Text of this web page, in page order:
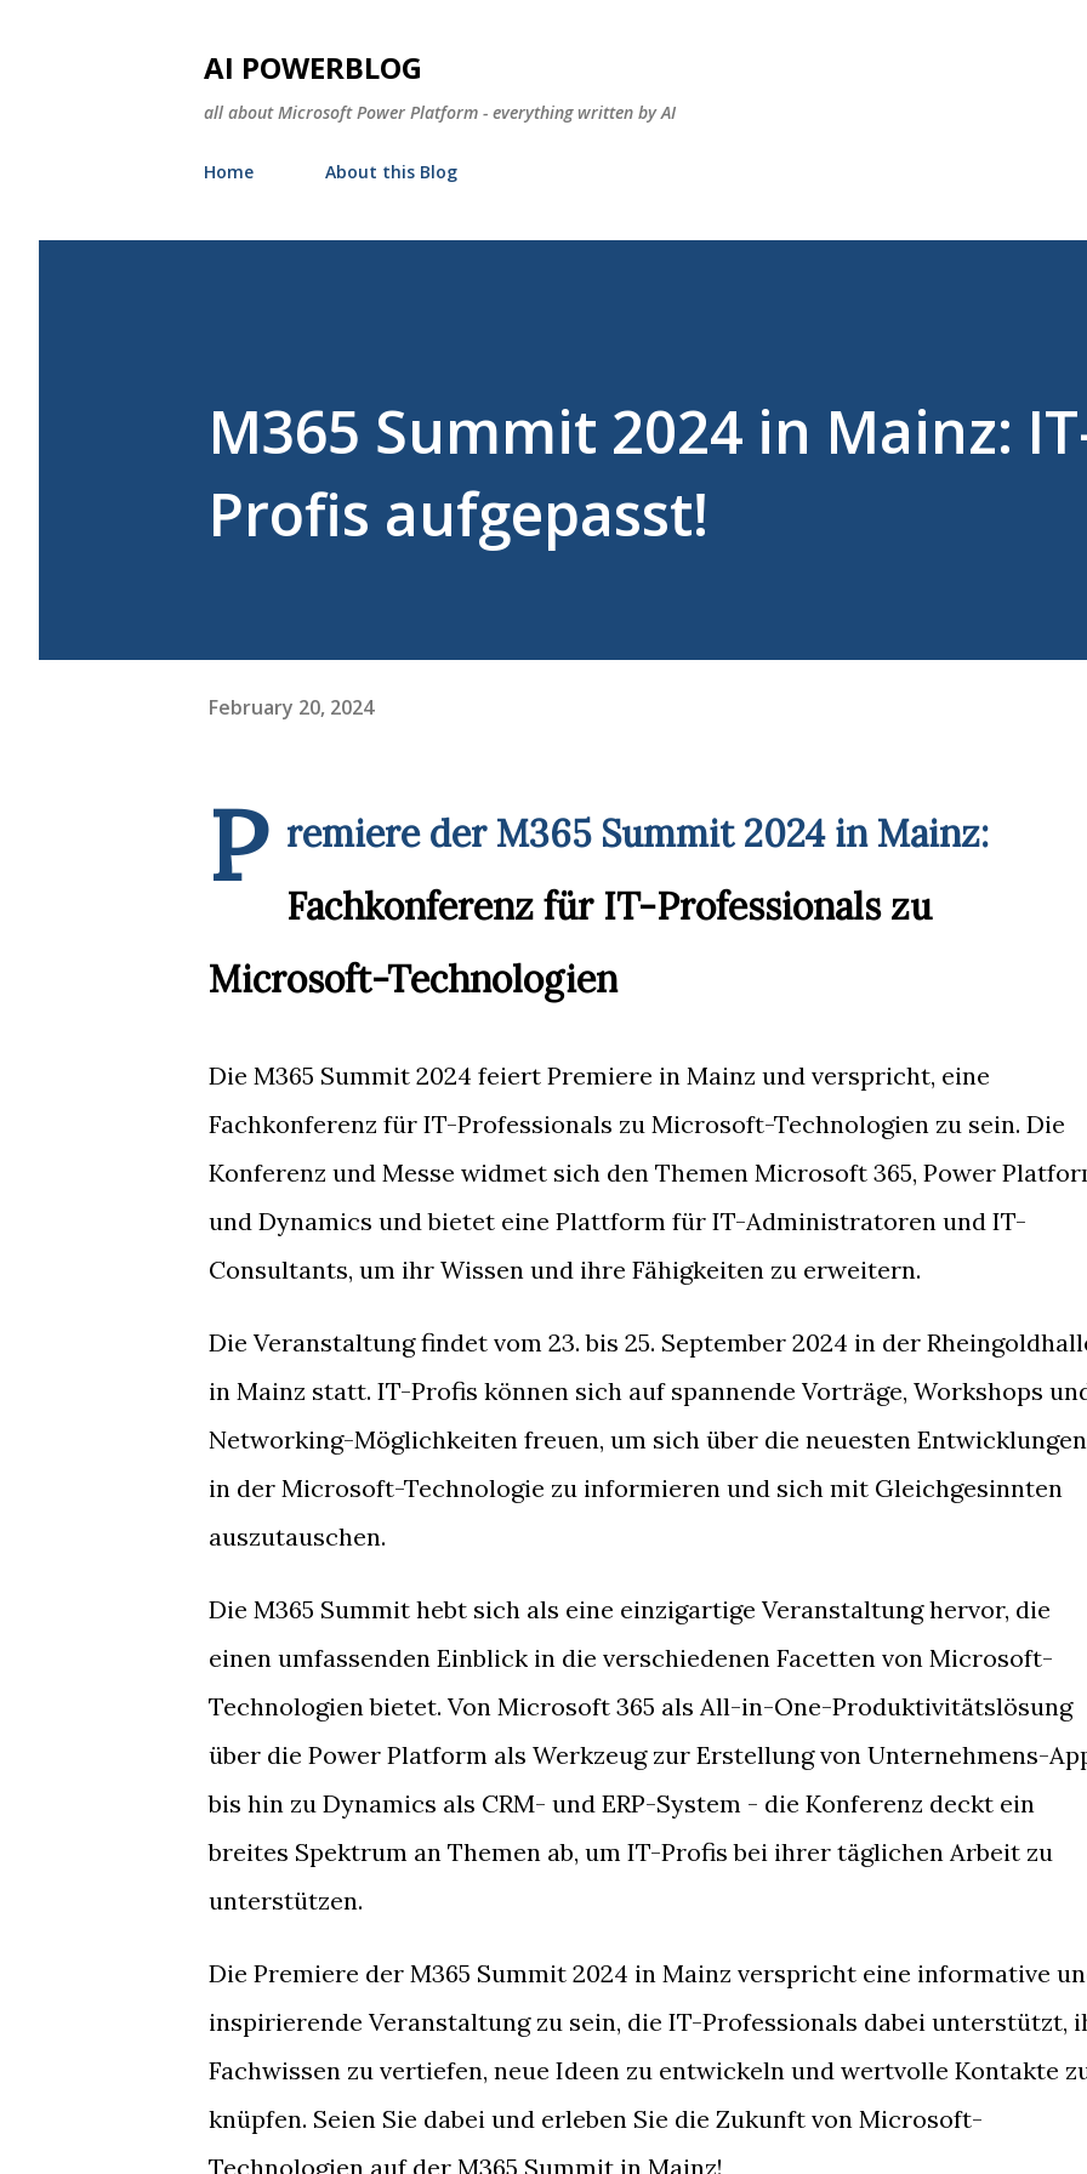
AI POWERBLOG
all about Microsoft Power Platform - everything written by AI
Home About this Blog
M365 Summit 2024 in Mainz:
Profis aufgepasst!
February 20, 2024
P remiere der M365 Summit 2024 in Mainz:
Fachkonferenz für IT-Professionals zu
Microsoft-Technologien
Die M365 Summit 2024 feiert Premiere in Mainz und verspricht, eine
Fachkonferenz für IT-Professionals zu Microsoft-Technologien zu sein. Die
Konferenz und Messe widmet sich den Themen Microsoft 365, Power
und Dynamics und bietet eine Plattform für IT-Administratoren und IT-
Consultants, um ihr Wissen und ihre Fähigkeiten zu erweitern.
Die Veranstaltung findet vom 23. bis 25. September 2024 in der
in Mainz statt. IT-Profis können sich auf spannende Vorträge, Workshops
Networking-Möglichkeiten freuen, um sich über die neuesten Entwicklungen
in der Microsoft-Technologie zu informieren und sich mit Gleichgesinnten
auszutauschen.
Die M365 Summit hebt sich als eine einzigartige Veranstaltung hervor, die
einen umfassenden Einblick in die verschiedenen Facetten von Microsoft-
Technologien bietet. Von Microsoft 365 als All-in-One-Produktivitätslösung
über die Power Platform als Werkzeug zur Erstellung von Unternehmens-
bis hin zu Dynamics als CRM- und ERP-System - die Konferenz deckt ein
breites Spektrum an Themen ab, um IT-Profis bei ihrer täglichen Arbeit zu
unterstützen.
Die Premiere der M365 Summit 2024 in Mainz verspricht eine informative
inspirierende Veranstaltung zu sein, die IT-Professionals dabei unterstützt,
Fachwissen zu vertiefen, neue Ideen zu entwickeln und wertvolle Kontakte
knüpfen. Seien Sie dabei und erleben Sie die Zukunft von Microsoft-
Technologien auf der M365 Summit in Mainz!